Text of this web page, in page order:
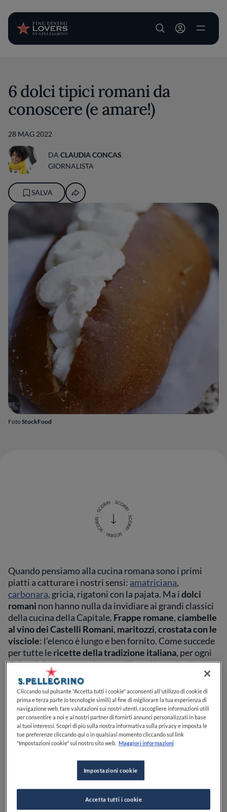
User account
Foto StockFood
6 dolci tipici romani da
conoscere (e amare!)
28 MAG 2022
DA CLAUDIA CONCAS
GIORNALISTA
SALVA
Quando pensiamo alla cucina romana sono i primi
piatti a catturare i nostri sensi: amatriciana,
carbonara, gricia, rigatoni con la pajata. Ma idolci
romani non hanno nulla da invidiare ai grandi classici
della cucina della Capitale. Frappe romane,ciambelle
al vino dei Castelli Romani, maritozzi,crostata con le
visciole: l’elenco è lungo e ben fornito. Come succede
per tutte lericette della tradizione italiana, per ogni
dolce tipico romanoci sono mille e più versioni
differenti. Ingredienti e dosi cambiano in base ai
quartieri e spesso ogni famiglia è convinta di avere in
custodia il segreto della vera e unica ricetta originale.
L’Italia è bella anche per questo! Scopriamo insieme
dolci tipici romanida conoscere, gustare e amare per
l’eternità.
Dolci tipici romani: i più
Cliccando sul pulsante "Accetta tutti i cookie" acconsenti all'utilizzo di cookie di
prima e terza parte (o tecnologie simili) al fine di migliorare la tua esperienza di
navigazione web, fare valutazioni sui nostri utenti, raccogliere informazioni utili
per consentire a noi e ai nostri partner di fornirti annunci personalizzati in base
ai tuoi interessi. Scopri di più sulla nostra informativa sulla privacy e imposta le
tue preferenze cliccando qui o in qualsiasi momento cliccando sul link
"Impostazioni cookie" sul nostro sito web. Maggiori informazioni
Impostazioni cookie
Accetta tutti i cookie